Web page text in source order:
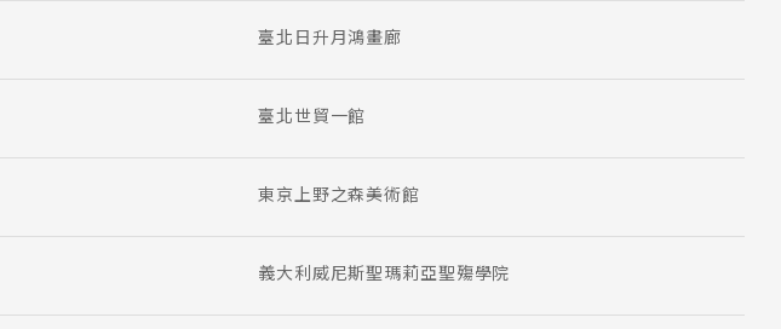
臺北日升月鴻畫廊
臺北世貿一館
東京上野之森美術館
義大利威尼斯聖瑪莉亞聖殤學院